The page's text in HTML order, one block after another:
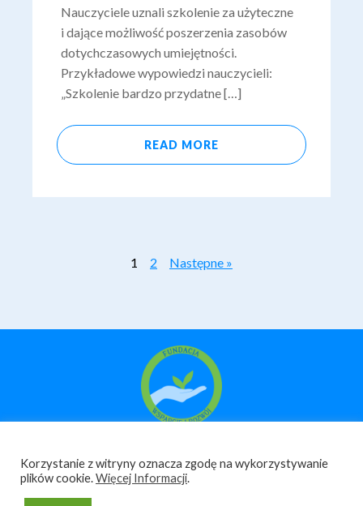
Nauczyciele uznali szkolenie za użyteczne
i dające możliwość poszerzenia zasobów
dotychczasowych umiejętności.
Przykładowe wypowiedzi nauczycieli:
„Szkolenie bardzo przydatne […]
READ MORE
1 2 Następne »
Korzystanie z witryny oznacza zgodę na wykorzystywanie
plików cookie.Więcej Informacji.